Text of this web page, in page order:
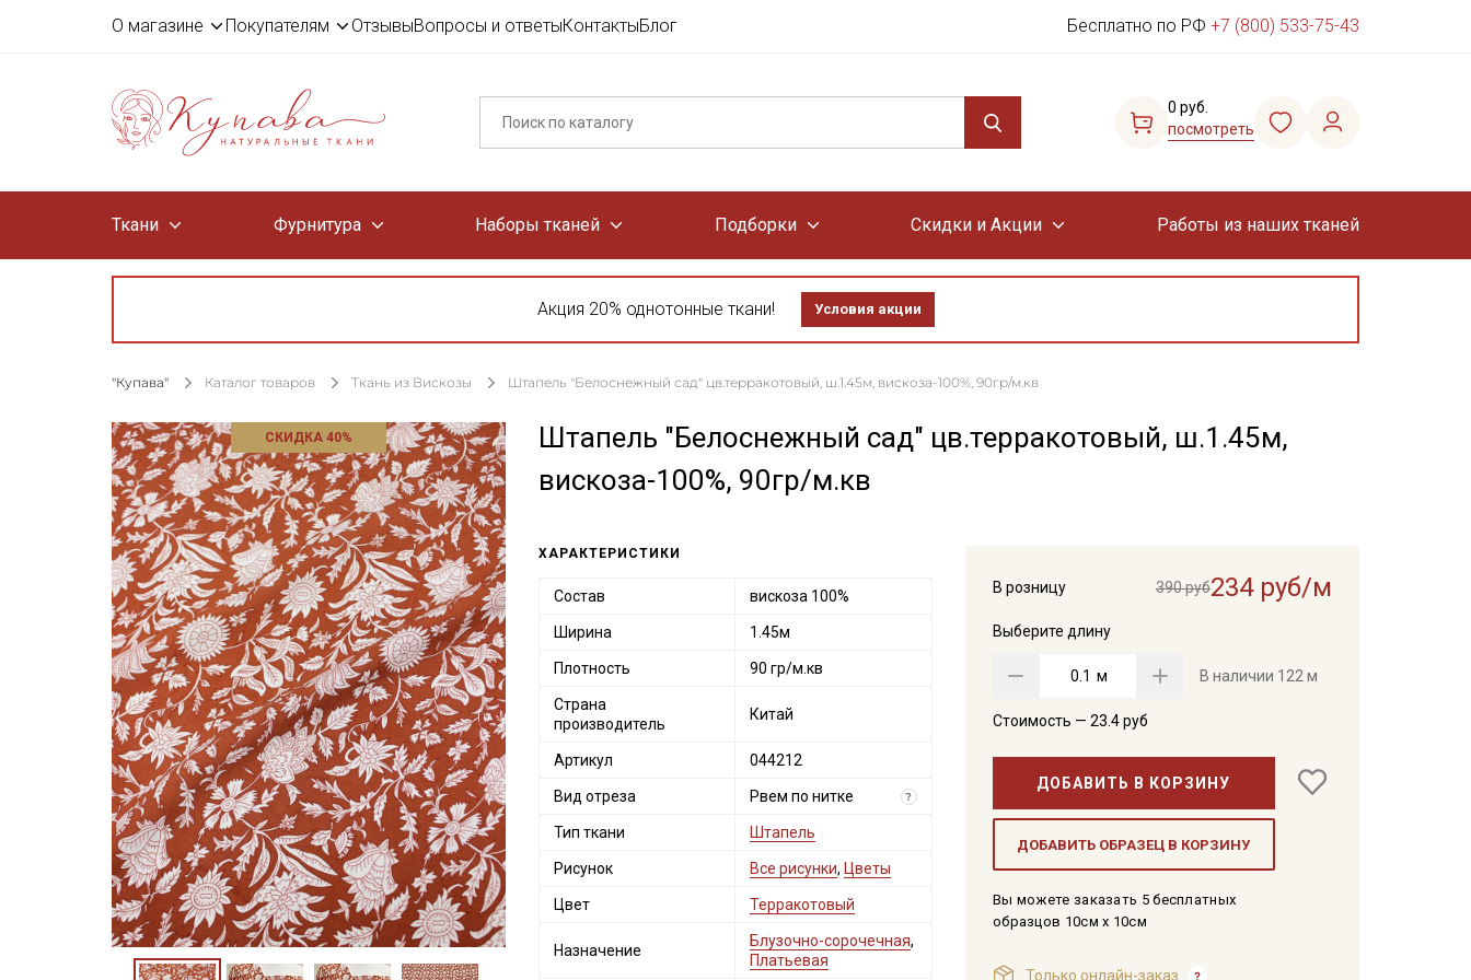
О магазине Покупателям ОтзывыВопросы и ответыКонтактыБлог Бесплатно по РФ +7 (800) 533-75-43
0 руб.
посмотреть
Ткани Фурнитура Наборы тканей Подборки Скидки и Акции Работы из наших тканей
Акция 20% однотонные ткани! Условия акции
"Купава" Каталог товаров Ткань из Вискозы Штапель "Белоснежный сад" цв.терракотовый, ш.1.45м, вискоза-100%, 90гр/м.кв
СКИДКА 40%
Штапель "Белоснежный сад" цв.терракотовый, ш.1.45м,
вискоза-100%, 90гр/м.кв
В розницу 390 руб234 руб/м
Выберите длину
м В наличии 122 м
Стоимость — 23.4руб
ДОБАВИТЬ В КОРЗИНУ
ДОБАВИТЬ ОБРАЗЕЦ В КОРЗИНУ
Вы можете заказать 5 бесплатных
образцов 10см x 10см
Только онлайн-заказ
ХАРАКТЕРИСТИКИ
Состав вискоза 100%
Ширина 1.45м
Плотность 90 гр/м.кв
Страна
производитель
Китай
Артикул 044212
Вид отреза Рвем по нитке ?
Тип ткани Штапель
Рисунок Все рисунки, Цветы
Цвет Терракотовый
Назначение
Блузочно-сорочечная,
Платьевая